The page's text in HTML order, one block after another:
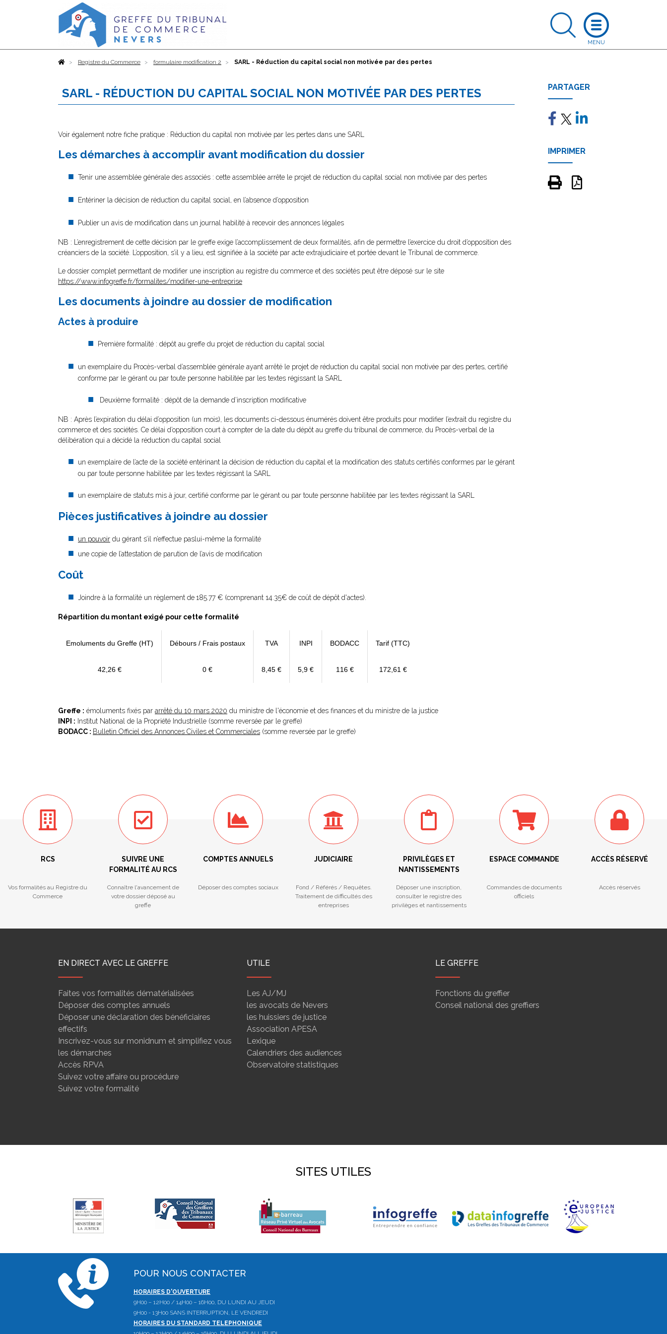
AccueilRegistre du Commerce formulaire modification 2 SARL - Réduction du capital social non motivée par des pertes
SARL - RÉDUCTION DU CAPITAL SOCIAL NON MOTIVÉE PAR DES PERTES
Voir également notre fiche pratique : Réduction du capital non motivée par les pertes dans une SARL
Les démarches à accomplir avant modification du dossier
Tenir une assemblée générale des associés : cette assemblée arrête le projet de réduction du capital social non motivée par des pertes
Entériner la décision de réduction du capital social, en l’absence d’opposition
Publier un avis de modification dans un journal habilité à recevoir des annonces légales
NB : L’enregistrement de cette décision par le greffe exige l’accomplissement de deux formalités, afin de permettre l’exercice du droit d’opposition des
créanciers de la société. L’opposition, s’il y a lieu, est signifiée à la société par acte extrajudiciaire et portée devant le Tribunal de commerce.
Le dossier complet permettant de modifier une inscription au registre du commerce et des sociétés peut être déposé sur le site
https://www.infogreffe.fr/formalites/modifier-une-entreprise
Les documents à joindre au dossier de modification
Actes à produire
Première formalité : dépôt au greffe du projet de réduction du capital social
un exemplaire du Procès-verbal d’assemblée générale ayant arrêté le projet de réduction du capital social non motivée par des pertes, certifié
conforme par le gérant ou par toute personne habilitée par les textes régissant la SARL
Deuxième formalité : dépôt de la demande d’inscription modificative
NB : Après l’expiration du délai d’opposition (un mois), les documents ci-dessous énumérés doivent être produits pour modifier l’extrait du registre du
commerce et des sociétés. Ce délai d’opposition court à compter de la date du dépôt au greffe du tribunal de commerce, du Procès-verbal de la
délibération qui a décidé la réduction du capital social
un exemplaire de l’acte de la société entérinant la décision de réduction du capital et la modification des statuts certifiés conformes par le gérant
ou par toute personne habilitée par les textes régissant la SARL
un exemplaire de statuts mis à jour, certifié conforme par le gérant ou par toute personne habilitée par les textes régissant la SARL
Pièces justificatives à joindre au dossier
un pouvoir du gérant s’il n’effectue paslui-même la formalité
une copie de l’attestation de parution de l’avis de modification
Coût
Joindre à la formalité un règlement de185.77 € (comprenant 14.35€ de coût de dépôt d'actes).
Répartition du montant exigé pour cette formalité
Emoluments du Greffe (HT) Débours / Frais postaux TVA INPI BODACC Tarif (TTC)
42,26 € 0 € 8,45 € 5,9 € 116 € 172,61 €
Greffe : émoluments fixés par arrêté du 10 mars 2020 du ministre de l'économie et des finances et du ministre de la justice
INPI : Institut National de la Propriété Industrielle (somme reversée par le greffe)
BODACC : Bulletin Officiel des Annonces Civiles et Commerciales (somme reversée par le greffe)
PARTAGER
IMPRIMER
RCS
Vos formalités au Registre du
Commerce
SUIVRE UNE
FORMALITÉ AU RCS
Connaître l'avancement de
votre dossier déposé au
greffe
COMPTES ANNUELS
Déposer des comptes sociaux
JUDICIAIRE
Fond / Référés / Requêtes.
Traitement de difficultés des
entreprises
PRIVILÈGES ET
NANTISSEMENTS
Déposer une inscription,
consulter le registre des
privilèges et nantissements
ESPACE COMMANDE
Commandes de documents
officiels
ACCÈS RÉSERVÉ
Accès réservés
EN DIRECT AVEC LE GREFFE
Faites vos formalités dématérialisées
Déposer des comptes annuels
Déposer une déclaration des bénéficiaires
effectifs
Inscrivez-vous sur monidnum et simplifiez vous
les démarches
Accès RPVA
Suivez votre affaire ou procédure
Suivez votre formalité
UTILE
Les AJ/MJ
les avocats de Nevers
les huissiers de justice
Association APESA
Lexique
Calendriers des audiences
Observatoire statistiques
LE GREFFE
Fonctions du greffier
Conseil national des greffiers
SITES UTILES
POUR NOUS CONTACTER
HORAIRES D'OUVERTURE
9H00 – 12H00 / 14H00 – 16H00, DU LUNDI AU JEUDI
9H00 - 13H00 SANS INTERRUPTION, LE VENDREDI
HORAIRES DU STANDARD TELEPHONIQUE